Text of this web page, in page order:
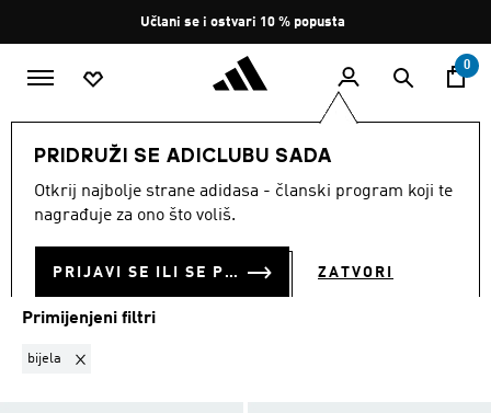
Zaustavi
rotaciju
Učlani se i ostvari 10 % popusta
0
PRIDRUŽI SE ADICLUBU SADA
Otkrij najbolje strane adidasa - članski program koji te
nagrađuje za ono što voliš.
PRIJAVI SE ILI SE PRIDRUŽI SADA ZATVORI
MODNE MARKE Five Ten Hiangle
BIJELA·HIANGLE
Primijenjeni filtri
bijela Ukloni filter Trenutno filtrirano prema BOJA: bijela